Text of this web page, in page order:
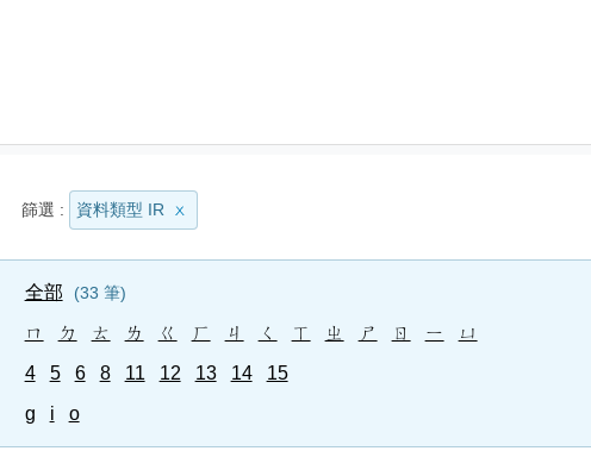
篩選 : 資料類型 IR
全部 33 筆
ㄇ ㄉ ㄊ ㄌ ㄍ ㄏ ㄐ ㄑ ㄒ ㄓ ㄕ ㄖ ㄧ
ㄩ
4 5 6 8 11 12 13 14
15
g i o